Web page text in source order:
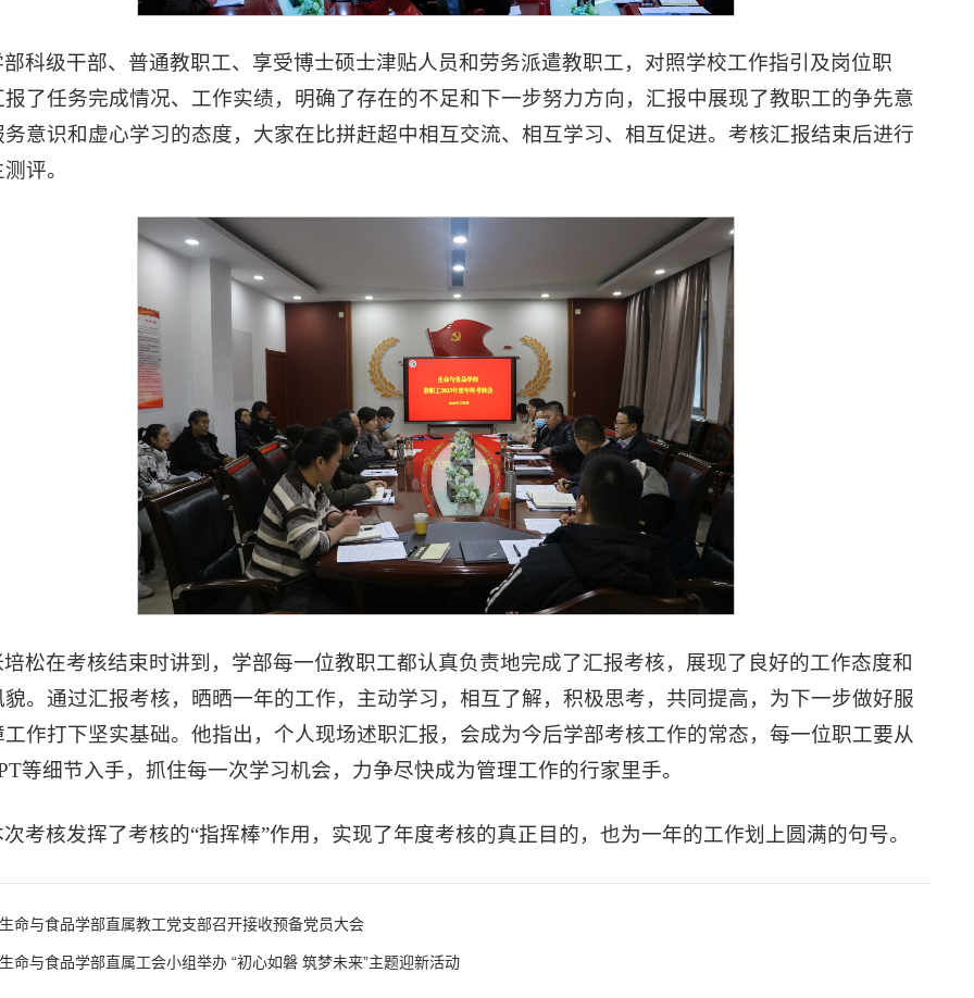
部科级干部、普通教职工、享受博士硕士津贴人员和劳务派遣教职工，对照学校工作指引及岗位职
了任务完成情况、工作实绩，明确了存在的不足和下一步努力方向，汇报中展现了教职工的争先意
意识和虚心学习的态度，大家在比拼赶超中相互交流、相互学习、相互促进。考核汇报结束后进行
评。
培松在考核结束时讲到，学部每一位教职工都认真负责地完成了汇报考核，展现了良好的工作态度和
。通过汇报考核，晒晒一年的工作，主动学习，相互了解，积极思考，共同提高，为下一步做好服
作打下坚实基础。他指出，个人现场述职汇报，会成为今后学部考核工作的常态，每一位职工要从
等细节入手，抓住每一次学习机会，力争尽快成为管理工作的行家里手。
考核发挥了考核的“指挥棒”作用，实现了年度考核的真正目的，也为一年的工作划上圆满的句号。
命与食品学部直属教工党支部召开接收预备党员大会
命与食品学部直属工会小组举办 “初心如磐 筑梦未来”主题迎新活动